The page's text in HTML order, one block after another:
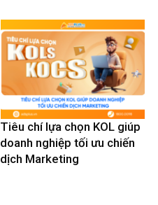
Tiêu chí lựa chọn KOL giúp
doanh nghiệp tối ưu chiến
dịch Marketing